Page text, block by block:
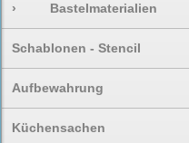
› Bastelmaterialien
Schablonen - Stencil
Aufbewahrung
Küchensachen